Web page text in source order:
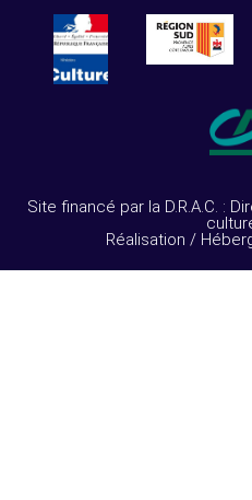
Site financé par la D.R.A.C. :
Réalisation /